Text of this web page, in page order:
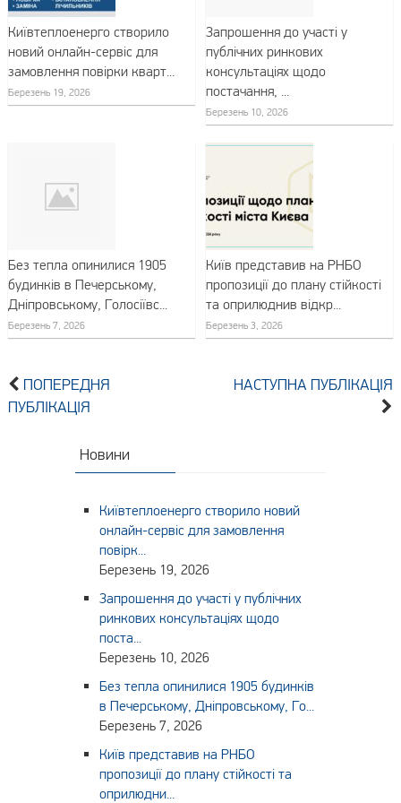
Київтеплоенерго створило
новий онлайн-сервіс для
замовлення повірки кварт...
Березень 19, 2026
Запрошення до участі у
публічних ринкових
консультаціях щодо
постачання, ...
Березень 10, 2026
Без тепла опинилися 1905
будинків в Печерському,
Дніпровському, Голосіївс...
Березень 7, 2026
Київ представив на РНБО
пропозиції до плану стійкості
та оприлюднив відкр...
Березень 3, 2026
ПОПЕРЕДНЯ
ПУБЛІКАЦІЯ
НАСТУПНА ПУБЛІКАЦІЯ
Новини
Київтеплоенерго створило новий
онлайн-сервіс для замовлення
повірк...
Березень 19, 2026
Запрошення до участі у публічних
ринкових консультаціях щодо
поста...
Березень 10, 2026
Без тепла опинилися 1905 будинків
в Печерському, Дніпровському, Го...
Березень 7, 2026
Київ представив на РНБО
пропозиції до плану стійкості та
оприлюдни...